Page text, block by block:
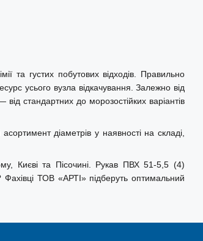
та густих побутових відходів. Правильно
усього вузла відкачування. Залежно від
стандартних до морозостійких варіантів
діаметрів у наявності на складі,
Києві та Пісочині. Рукав ПВХ 51-5,5 (4)
ТОВ «АРТІ» підберуть оптимальний